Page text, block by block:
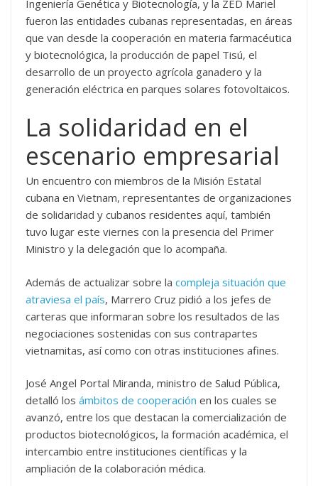
Ingeniería Genética y Biotecnología, y la ZED Mariel
fueron las entidades cubanas representadas, en áreas
que van desde la cooperación en materia farmacéutica
y biotecnológica, la producción de papel Tisú, el
desarrollo de un proyecto agrícola ganadero y la
generación eléctrica en parques solares fotovoltaicos.
La solidaridad en el
escenario empresarial
Un encuentro con miembros de la Misión Estatal
cubana en Vietnam, representantes de organizaciones
de solidaridad y cubanos residentes aquí, también
tuvo lugar este viernes con la presencia del Primer
Ministro y la delegación que lo acompaña.
Además de actualizar sobre la compleja situación que
atraviesa el país, Marrero Cruz pidió a los jefes de
carteras que informaran sobre los resultados de las
negociaciones sostenidas con sus contrapartes
vietnamitas, así como con otras instituciones afines.
José Angel Portal Miranda, ministro de Salud Pública,
detalló los ámbitos de cooperación en los cuales se
avanzó, entre los que destacan la comercialización de
productos biotecnológicos, la formación académica, el
intercambio entre instituciones científicas y la
ampliación de la colaboración médica.